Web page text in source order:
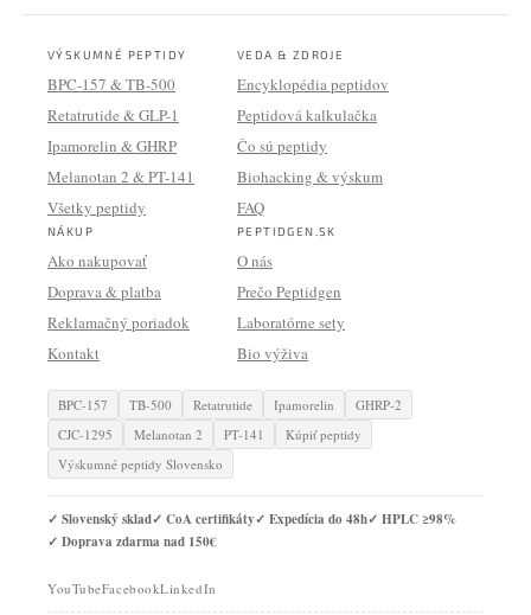
VÝSKUMNÉ PEPTIDY
BPC-157 & TB-500
Retatrutide & GLP-1
Ipamorelin & GHRP
Melanotan 2 & PT-141
Všetky peptidy
VEDA & ZDROJE
Encyklopédia peptidov
Peptidová kalkulačka
Čo sú peptidy
Biohacking & výskum
FAQ
NÁKUP
Ako nakupovať
Doprava & platba
Reklamačný poriadok
Kontakt
PEPTIDGEN.SK
O nás
Prečo Peptidgen
Laboratórne sety
Bio výživa
BPC-157 TB-500 Retatrutide Ipamorelin
GHRP-2
CJC-1295
Melanotan 2 PT-141
Kúpiť peptidy
Výskumné peptidy Slovensko
✓ Slovenský sklad✓ CoA certifikáty✓ Expedícia do 48h✓ HPLC ≥98%
✓ Doprava zdarma nad 150€
YouTubeFacebookLinkedIn